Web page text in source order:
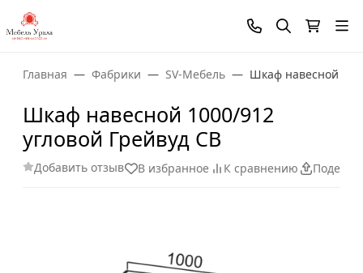
Главная Фабрики SV-Мебель Шкаф навесной
Шкаф навесной 1000/912
угловой Грейвуд СВ
Добавить отзыв В избранное К сравнению